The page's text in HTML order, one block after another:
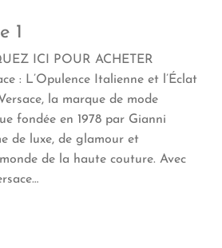
1
ICI POUR ACHETER
: L’Opulence Italienne et l’Éclat
la marque de mode
fondée en 1978 par Gianni
de luxe, de glamour et
de la haute couture. Avec